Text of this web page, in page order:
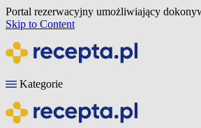
Portal rezerwacyjny umożliwiający
Skip to Content
Kategorie